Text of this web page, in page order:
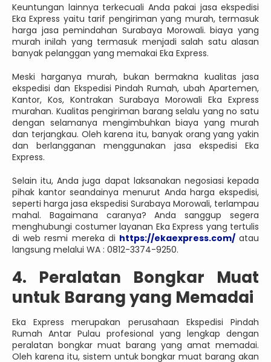
Keuntungan lainnya terkecuali Anda pakai jasa ekspedisi
Eka Express yaitu tarif pengiriman yang murah, termasuk
harga jasa pemindahan Surabaya Morowali. biaya yang
murah inilah yang termasuk menjadi salah satu alasan
banyak pelanggan yang memakai Eka Express.
Meski harganya murah, bukan bermakna kualitas jasa
ekspedisi dan Ekspedisi Pindah Rumah, ubah Apartemen,
Kantor, Kos, Kontrakan Surabaya Morowali Eka Express
murahan. Kualitas pengiriman barang selalu yang no satu
dengan selamanya mengimbuhkan biaya yang murah
dan terjangkau. Oleh karena itu, banyak orang yang yakin
dan berlangganan menggunakan jasa ekspedisi Eka
Express.
Selain itu, Anda juga dapat laksanakan negosiasi kepada
pihak kantor seandainya menurut Anda harga ekspedisi,
seperti harga jasa ekspedisi Surabaya Morowali, terlampau
mahal. Bagaimana caranya? Anda sanggup segera
menghubungi costumer layanan Eka Express yang tertulis
di web resmi mereka di https://ekaexpress.com/atau
langsung melalui WA : 0812-3374-9250.
4. Peralatan Bongkar Muat
untuk Barang yang Memadai
Eka Express merupakan perusahaan Ekspedisi Pindah
Rumah Antar Pulau profesional yang lengkap dengan
peralatan bongkar muat barang yang amat memadai.
Oleh karena itu, sistem untuk bongkar muat barang akan